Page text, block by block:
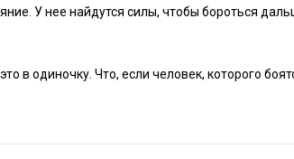
У нее найдутся силы, чтобы бороться
в одиночку. Что, если человек, которого